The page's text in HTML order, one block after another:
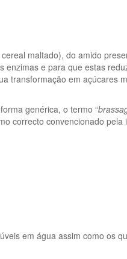
maltado), do amido
e para que estas
transformação em açúcares
genérica, o termo “
correcto convencionado pela
em água assim como os